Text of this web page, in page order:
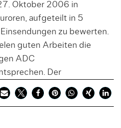
Oktober 2006 in
aufgeteilt in 5
zu bewerten.
guten Arbeiten die
ADC
Der